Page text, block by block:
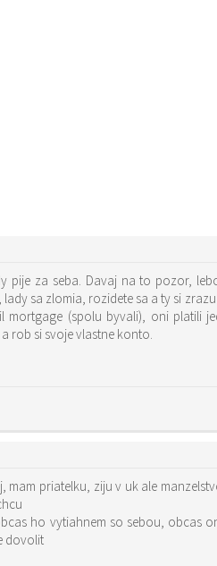
pije za seba. Davaj na to pozor,
sa zlomia, rozidete sa a ty si
mortgage (spolu byvali), oni
rob si svoje vlastne konto.
priatelku, ziju v uk ale
ho vytiahnem so sebou, obcas
dovolit